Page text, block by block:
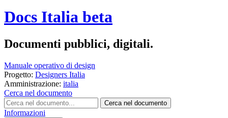
Docs Italia beta
Documenti pubblici, digitali.
Manuale operativo di design
Progetto: Designers Italia
Amministrazione: italia
Cerca nel documento
Cerca nel documento
Informazioni